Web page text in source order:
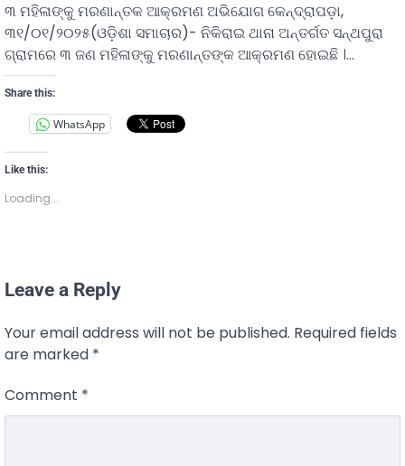
୩ ମହିଳାଙ୍କୁ ମରଣାନ୍ତକ ଆକ୍ରମଣ ଅଭିଯୋଗ କେନ୍ଦ୍ରାପଡ଼ା,
୩୧/୦୧/୨୦୨୫(ଓଡ଼ିଶା ସମାଚାର)- ନିକିରାଇ ଥାନା ଅନ୍ତର୍ଗତ ସନ୍ଥପୁରା
ଗ୍ରାମରେ ୩ ଜଣ ମହିଳାଙ୍କୁ ମରଣାନ୍ତଙ୍କ ଆକ୍ରମଣ ହୋଇଛି ।…
Share this:
WhatsApp
Like this:
Loading...
Leave a Reply
Your email address will not be published. Required fields
are marked *
Comment *